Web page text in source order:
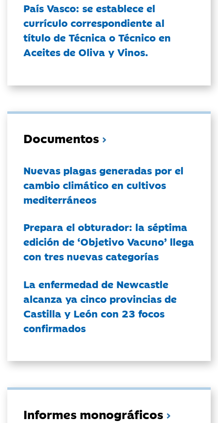
País Vasco: se establece el
currículo correspondiente al
título de Técnica o Técnico en
Aceites de Oliva y Vinos.
Documentos
Nuevas plagas generadas por el
cambio climático en cultivos
mediterráneos
Prepara el obturador: la séptima
edición de ‘Objetivo Vacuno’ llega
con tres nuevas categorías
La enfermedad de Newcastle
alcanza ya cinco provincias de
Castilla y León con 23 focos
confirmados
Informes monográficos